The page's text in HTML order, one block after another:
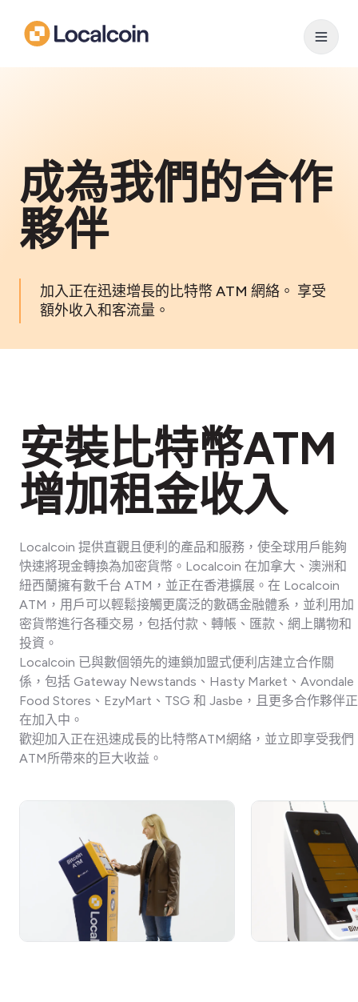
成為我們的合作
夥伴
加入正在迅速增長的比特幣 ATM 網絡。 享受
額外收入和客流量。
安裝比特幣ATM
增加租金收入
Localcoin 提供直觀且便利的產品和服務，使全球用戶能夠
快速將現金轉換為加密貨幣。Localcoin 在加拿大、澳洲和
紐西蘭擁有數千台 ATM，並正在香港擴展。在 Localcoin
ATM，用戶可以輕鬆接觸更廣泛的數碼金融體系，並利用加
密貨幣進行各種交易，包括付款、轉帳、匯款、網上購物和
投資。
Localcoin 已與數個領先的連鎖加盟式便利店建立合作關
係，包括 Gateway Newstands、Hasty Market、Avondale
Food Stores、EzyMart、TSG 和 Jasbe，且更多合作夥伴正
在加入中。
歡迎加入正在迅速成長的比特幣ATM網絡，並立即享受我們
ATM所帶來的巨大收益。